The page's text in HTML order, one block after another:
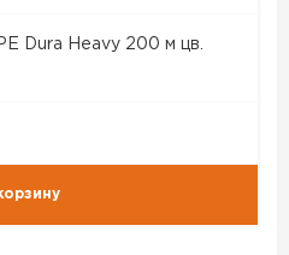
Dura Heavy 200 м цв.